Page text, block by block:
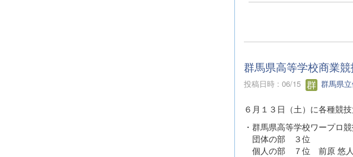
群馬県高等学校商業
投稿日時 : 06/15 群馬県
６月１３日（土）に各種競
・群馬県高等学校ワープロ
団体の部 ３位
個人の部 ７位 前原 悠